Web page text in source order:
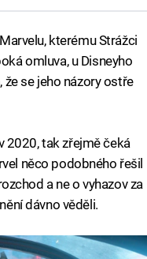
kterému Strážci
omluva, u Disneyho
se jeho názory ostře
2020, tak zřejmě čeká
něco podobného řešil
a ne o vyhazov za
dávno věděli.